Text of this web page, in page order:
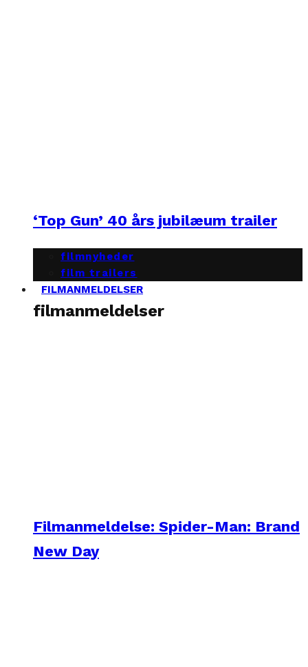
‘Top Gun’ 40 års jubilæum trailer
filmnyheder
film trailers
FILMANMELDELSER
filmanmeldelser
Filmanmeldelse: Spider-Man: Brand
New Day